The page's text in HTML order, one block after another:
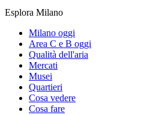
Esplora Milano
Milano oggi
Area C e B oggi
Qualità dell'aria
Mercati
Musei
Quartieri
Cosa vedere
Cosa fare